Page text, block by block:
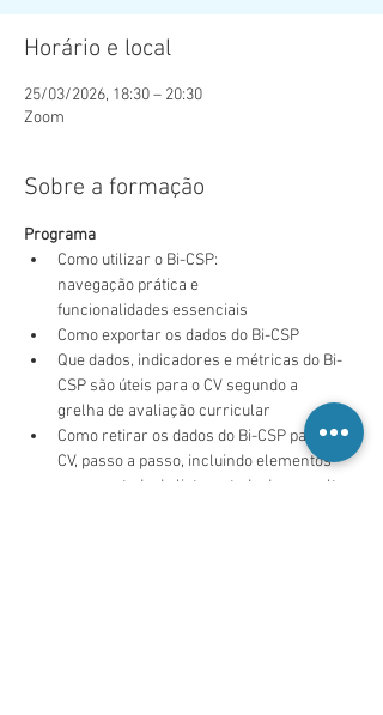
Horário e local
25/03/2026, 18:30 – 20:30
Zoom
Sobre a formação
Programa
Como utilizar o Bi-CSP:
navegação prática e
funcionalidades essenciais
Como exportar os dados do Bi-CSP
Que dados, indicadores e métricas do Bi-
CSP são úteis para o CV segundo a
grelha de avaliação curricular
Como retirar os dados do Bi-CSP para o
CV, passo a passo, incluindo elementos
para o estudo de lista, estudo de consulta